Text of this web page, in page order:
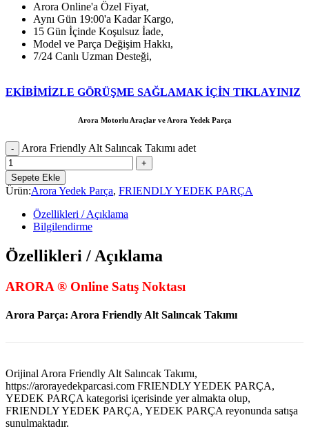
Arora Online'a Özel Fiyat,
Aynı Gün 19:00'a Kadar Kargo,
15 Gün İçinde Koşulsuz İade,
Model ve Parça Değişim Hakkı,
7/24 Canlı Uzman Desteği,
EKİBİMİZLE GÖRÜŞME SAĞLAMAK İÇİN TIKLAYINIZ
Arora Motorlu Araçlar ve Arora Yedek Parça
Arora Friendly Alt Salıncak Takımı adet
Sepete Ekle
Ürün:Arora Yedek Parça, FRIENDLY YEDEK PARÇA
Özellikleri / Açıklama
Bilgilendirme
Özellikleri / Açıklama
ARORA ® Online Satış Noktası
Arora Parça: Arora Friendly Alt Salıncak Takımı
Orijinal Arora Friendly Alt Salıncak Takımı,
https://arorayedekparcasi.com FRIENDLY YEDEK PARÇA,
YEDEK PARÇA kategorisi içerisinde yer almakta olup,
FRIENDLY YEDEK PARÇA, YEDEK PARÇA reyonunda satışa
sunulmaktadır.